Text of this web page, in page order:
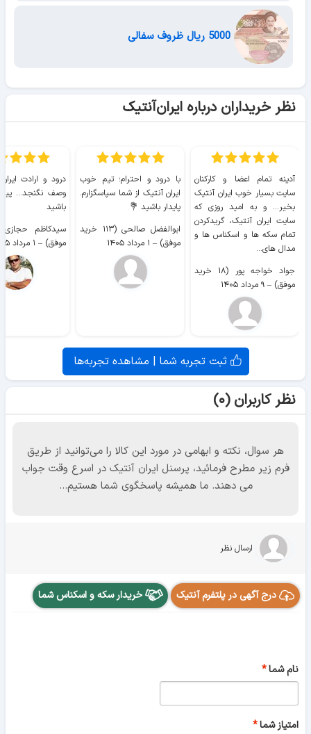
نظر خریداران درباره ایران‌آنتیک
آدینه تمام اعضا و کارکنان
سایت بسیار خوب ايران آنتیک
بخیر... و به امید روزی که
سایت ايران آنتیک، گریدکردن
تمام سکه ها و اسکناس ها و
مدال های...
جواد خواجه پور (۱۸ خرید
موفق) – ۹ مرداد ۱۴۰۵
با درود و احترام؛ تیم خوب
ایران آنتیک از شما سپاسگزارم.
پایدار باشید 💐
ابوالفضل صالحی (۱۱۳ خرید
موفق) – ۱ مرداد ۱۴۰۵
درود و ارادت
وصف نگنجد...
باشید
موفق) – ۱ مرداد ۱۴۰۵
ثبت تجربه شما | مشاهده تجربه‌ها
نظر کاربران (۰)
هر سوال، نکته و ابهامی در مورد این کالا را می‌توانید از طریق
فرم زیر مطرح فرمائید، پرسنل ایران آنتیک در اسرع وقت جواب
می دهند. ما همیشه پاسخگوی شما هستیم...
ارسال نظر
درج آگهی در پلتفرم آنتیک خریدار سکه و اسکناس شما
نام شما
امتیاز شما